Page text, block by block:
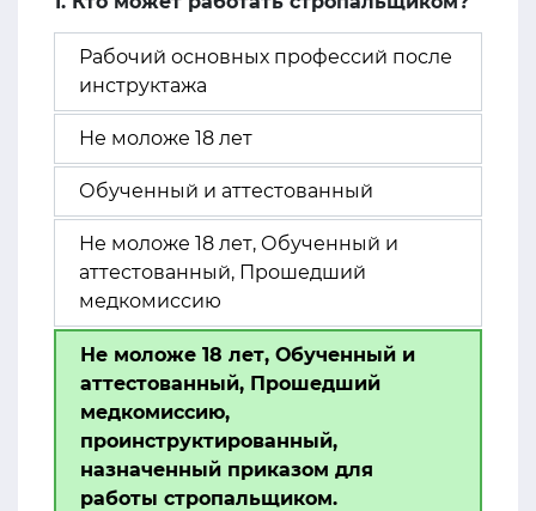
Рабочий основных профессий после
инструктажа
Не моложе 18 лет
Обученный и аттестованный
Не моложе 18 лет, Обученный и
аттестованный, Прошедший
медкомиссию
Не моложе 18 лет, Обученный и
аттестованный, Прошедший
медкомиссию,
проинструктированный,
назначенный приказом для
работы стропальщиком.